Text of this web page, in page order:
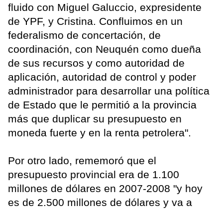
fluido con Miguel Galuccio, expresidente
de YPF, y Cristina. Confluimos en un
federalismo de concertación, de
coordinación, con Neuquén como dueña
de sus recursos y como autoridad de
aplicación, autoridad de control y poder
administrador para desarrollar una política
de Estado que le permitió a la provincia
más que duplicar su presupuesto en
moneda fuerte y en la renta petrolera".
Por otro lado, rememoró que el
presupuesto provincial era de 1.100
millones de dólares en 2007-2008 "y hoy
es de 2.500 millones de dólares y va a